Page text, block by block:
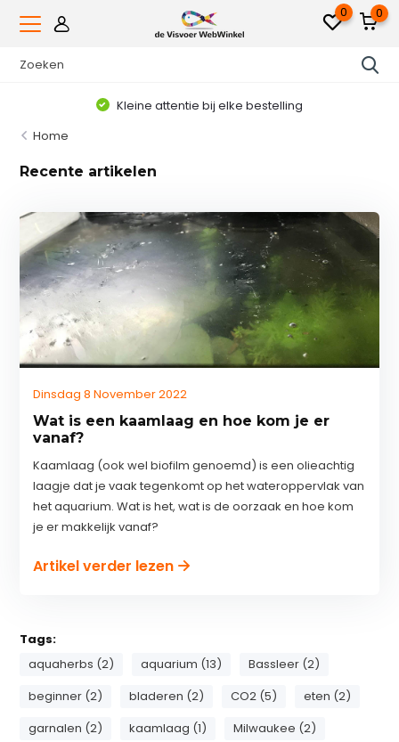
0 0
Kleine attentie bij elke bestelling
Home
Recente artikelen
Dinsdag 8 November 2022
Wat is een kaamlaag en hoe kom je er
vanaf?
Kaamlaag (ook wel biofilm genoemd) is een olieachtig
laagje dat je vaak tegenkomt op het wateroppervlak van
het aquarium. Wat is het, wat is de oorzaak en hoe kom
je er makkelijk vanaf?
Artikel verder lezen
Tags:
aquaherbs (2)
aquarium (13)
Bassleer (2)
beginner (2)
bladeren (2) CO2 (5)
eten (2)
garnalen (2)
kaamlaag (1)
Milwaukee (2)